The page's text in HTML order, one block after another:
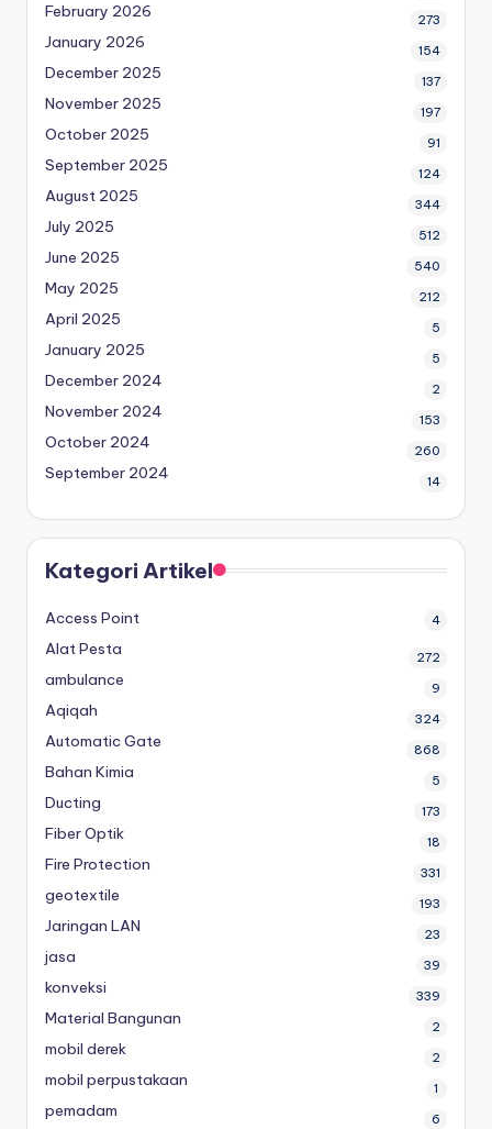
February 2026 273
January 2026 154
December 2025 137
November 2025 197
October 2025 91
September 2025 124
August 2025 344
July 2025 512
June 2025 540
May 2025 212
April 2025 5
January 2025 5
December 2024 2
November 2024 153
October 2024 260
September 2024 14
Kategori Artikel
Access Point 4
Alat Pesta 272
ambulance 9
Aqiqah 324
Automatic Gate 868
Bahan Kimia 5
Ducting 173
Fiber Optik 18
Fire Protection 331
geotextile 193
Jaringan LAN 23
jasa 39
konveksi 339
Material Bangunan 2
mobil derek 2
mobil perpustakaan 1
pemadam 6